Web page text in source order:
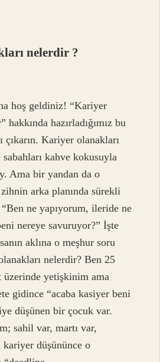
nelerdir ?
hoş geldiniz! “Kariyer
hakkında hazırladığımız bu
çıkarın. Kariyer olanakları
kahve kokusuyla
Ama bir yandan da o
arka planında sürekli
ne yapıyorum, ileride ne
nereye savuruyor?” İşte
aklına o meşhur soru
nelerdir? Ben 25
üzerinde yetişkinim ama
gidince “acaba kasiyer beni
düşünen bir çocuk var.
sahil var, martı var,
düşününce o